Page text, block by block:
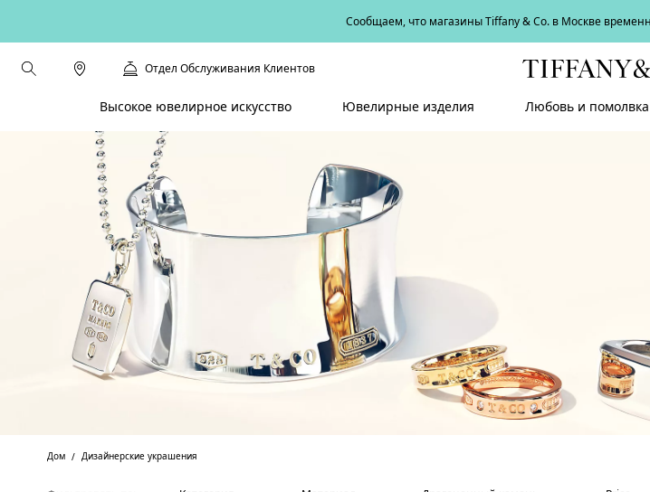
Сообщаем, что магазины Tiffany & Co. в Москве
Отдел Обслуживания Клиентов
Высокое ювелирное искусство Ювелирные изделия Любовь и помолвка
Дом Дизайнерские украшения